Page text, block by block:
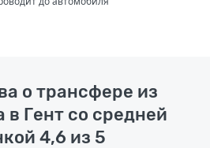
о трансфере из
в Гент со средней
4,6 из 5